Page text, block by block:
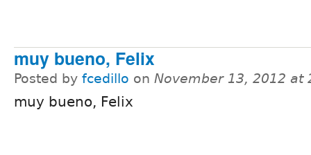
muy bueno, Felix
Posted by fcedillo on November 13, 2012 at
muy bueno, Felix